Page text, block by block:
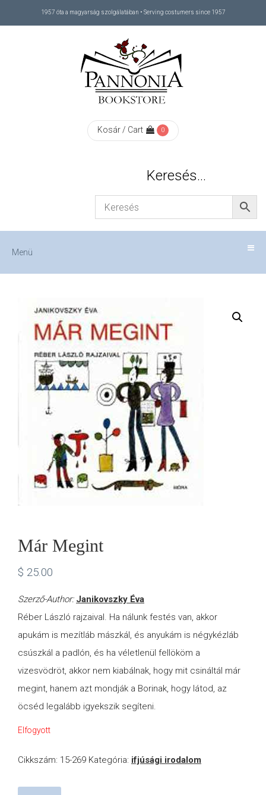
1957 óta a magyarság szolgálatában • Serving costumers since 1957
Kosár / Cart 0
Keresés…
Menü
CONTACT
Már Megint
$ 25.00
Szerző-Author: Janikovszky Éva
Réber László rajzaival. Ha nálunk festés van, akkor
apukám is mezítláb mászkál, és anyukám is négykézláb
csúszkál a padlón, és ha véletlenül fellököm a
vizesvödröt, akkor nem kiabálnak, hogy mit csináltál már
megint, hanem azt mondják a Borinak, hogy látod, az
öcséd legalább igyekszik segíteni.
Elfogyott
Cikkszám: 15-269 Kategória: ifjúsági irodalom